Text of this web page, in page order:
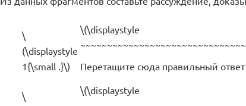
\
(\displaystyle
1{\small .}\)
\(\displaystyle
Перетащите сюда правильный ответ
\
\(\displaystyle